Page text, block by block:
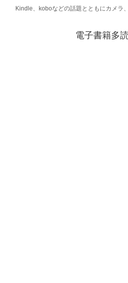
Kindle、koboなどの話題とともにカメラ
電子書籍多